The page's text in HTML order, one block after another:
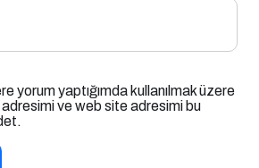
yorum yaptığımda kullanılmak üzere
adresimi ve web site adresimi bu